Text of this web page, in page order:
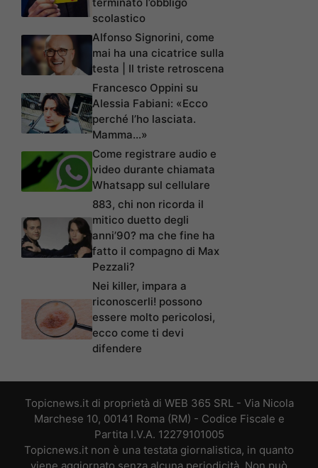
scolastico
Alfonso Signorini, come
mai ha una cicatrice sulla
testa | Il triste retroscena
Francesco Oppini su
Alessia Fabiani: «Ecco
perché l’ho lasciata.
Mamma…»
Come registrare audio e
video durante chiamata
Whatsapp sul cellulare
883, chi non ricorda il
mitico duetto degli
anni’90? ma che fine ha
fatto il compagno di Max
Pezzali?
Nei killer, impara a
riconoscerli! possono
essere molto pericolosi,
ecco come ti devi
difendere
Topicnews.it di proprietà di WEB 365 SRL - Via Nicola
Marchese 10, 00141 Roma (RM) - Codice Fiscale e
Partita I.V.A. 12279101005
Topicnews.it non è una testata giornalistica, in quanto